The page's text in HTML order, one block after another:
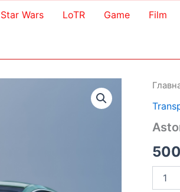
Star Wars LoTR Game Film
500
товара